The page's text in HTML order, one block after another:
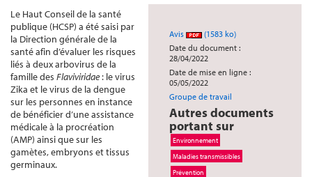
Avis
(1583 ko)
Date du document :
28/04/2022
Date de mise en ligne :
05/05/2022
Groupe de travail
Autres documents
portant sur
Environnement
Maladies transmissibles
Prévention
Le Haut Conseil de la santé
publique (HCSP) a été saisi par
la Direction générale de la
santé afin d’évaluer les risques
liés à deux arbovirus de la
famille des Flaviviridae: le virus
Zika et le virus de la dengue
sur les personnes en instance
de bénéficier d’une assistance
médicale à la procréation
(AMP) ainsi que sur les
gamètes, embryons et tissus
germinaux.